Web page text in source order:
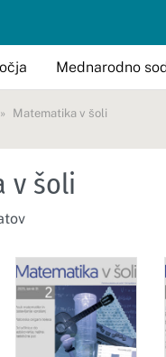
Mednarodno
Matematika v šoli
v šoli